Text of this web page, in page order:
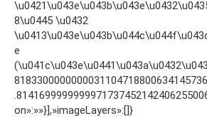
8\u0445 \u0432
e
on»:»»}],»imageLayers»:[]}